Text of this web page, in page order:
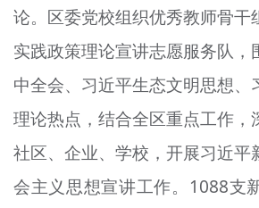
论。区委党校组织优秀教师骨干
实践政策理论宣讲志愿服务队，
中全会、习近平生态文明思想、
理论热点，结合全区重点工作，
社区、企业、学校，开展习近平
会主义思想宣讲工作。1088支